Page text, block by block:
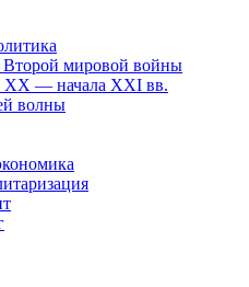
Второй мировой войны
XX — начала XXI вв.
волны